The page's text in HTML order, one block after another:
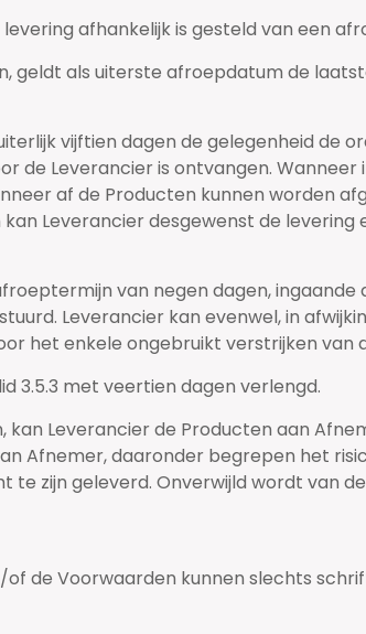
afhankelijk is gesteld van een
geldt als uiterste afroepdatum de
vijftien dagen de gelegenheid de
de Leverancier is ontvangen.
af de Producten kunnen worden
Leverancier desgewenst de
van negen dagen, ingaande
Leverancier kan evenwel, in
het enkele ongebruikt verstrijken van
3.5.3 met veertien dagen verlengd.
Leverancier de Producten aan
Afnemer, daaronder begrepen het
zijn geleverd. Onverwijld wordt van
de Voorwaarden kunnen slechts